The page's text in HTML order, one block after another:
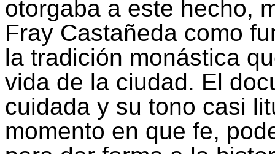
otorgaba a este hecho,
Fray Castañeda como
la tradición monástica
vida de la ciudad. El
cuidada y su tono casi
momento en que fe,